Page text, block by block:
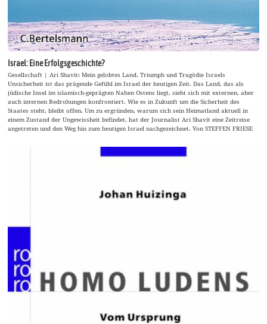
Israel: Eine Erfolgsgeschichte?
Gesellschaft | Ari Shavit: Mein gelobtes Land. Triumph und Tragödie Israels
Unsicherheit ist das prägende Gefühl im Israel der heutigen Zeit. Das Land, das als
jüdische Insel im islamisch-geprägten Nahen Ostens liegt, sieht sich mit externen, aber
auch internen Bedrohungen konfrontiert. Wie es in Zukunft um die Sicherheit des
Staates steht, bleibt offen. Um zu ergründen, warum sich sein Heimatland aktuell in
einem Zustand der Ungewissheit befindet, hat der Journalist Ari Shavit eine Zeitreise
angetreten und den Weg hin zum heutigen Israel nachgezeichnet. Von STEFFEN FRIESE